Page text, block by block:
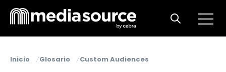
Open
Open search
Inicio Glosario Custom Audiences